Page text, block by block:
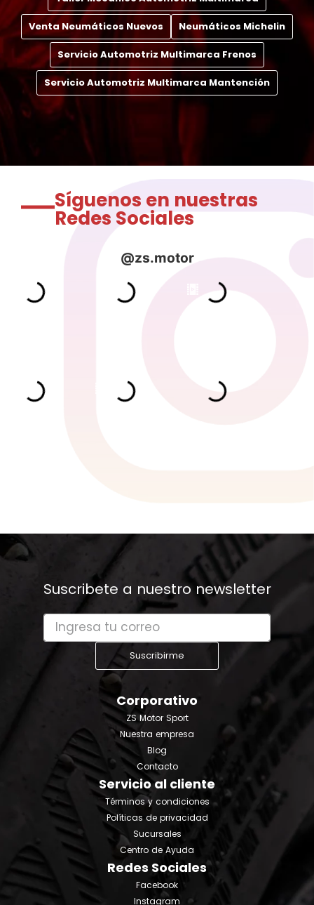
Venta Neumáticos Nuevos Neumáticos Michelin
Servicio Automotriz Multimarca Frenos
Servicio Automotriz Multimarca Mantención
Síguenos en nuestras
Redes Sociales
Suscribete a nuestro newsletter
Suscribirme
Corporativo
ZS Motor Sport
Nuestra empresa
Blog
Contacto
Servicio al cliente
Términos y condiciones
Políticas de privacidad
Sucursales
Centro de Ayuda
Redes Sociales
Facebook
Instagram